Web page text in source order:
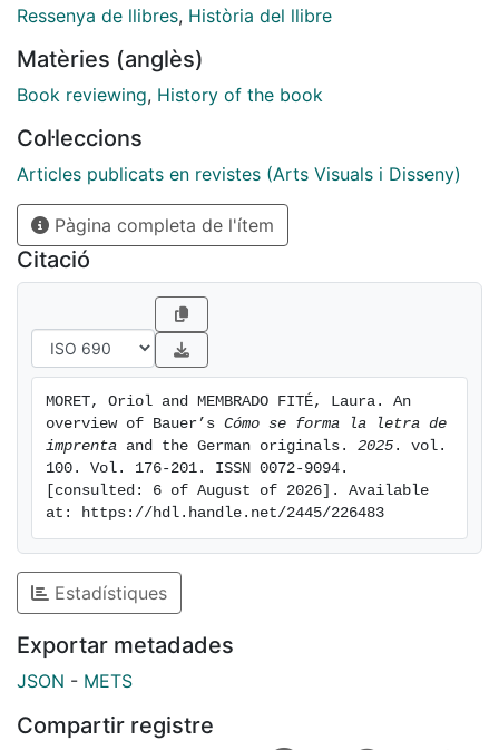
entstehtand Wie eine Buchdruckschrift entsteht
film; the following could be considered originals in
their own right, but still relied on material from the
nature and, essentially, offer elements of interest for
the historical and disciplinary knowledge of
typefounding and typography.To this end, the article
provides the basic data of the booklets and
summarizes their particular structure, sections, text
and figures. This paves the way to addressing the
contents and associated figures related to the
production sequence of printing type – the drawing of
the letter, the making and justification of matrices, etc.
These aspects are reviewed in order to appreciate the
similarities and differences between the editions and
versions that, more or less clearly, reflect the
circumstances of each period.
Ressenya de llibres, Història del llibre
Matèries (anglès)
Book reviewing, History of the book
Col·leccions
Articles publicats en revistes (Arts Visuals i Disseny)
Pàgina completa de l'ítem
Citació
MORET, Oriol and MEMBRADO FITÉ, Laura. An
overview of Bauer’s Cómo se forma la letra de
imprenta and the German originals. 2025 . vol.
100. Vol. 176-201. ISSN 0072-9094.
[consulted: 6 of August of 2026]. Available
at: https://hdl.handle.net/2445/226483
Estadístiques
Exportar metadades
JSON - METS
Compartir registre